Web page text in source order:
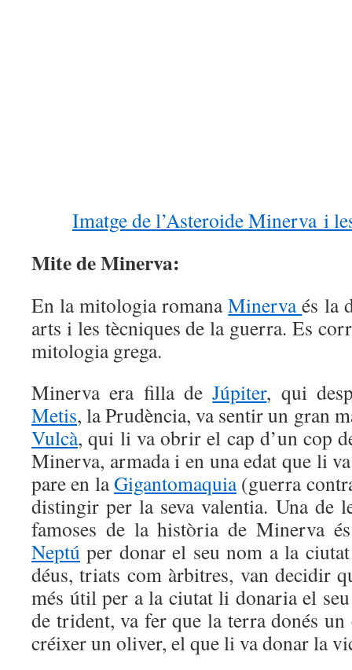
Imatge de l’Asteroide Minerva i
Mite de Minerva:
En la mitologia romanaMinervaés la
arts i les tècniques de la guerra. Es
mitologia grega.
Minerva era filla deJúpiter, qui
Metis, la Prudència, va sentir un gran
Vulcà, qui li va obrir el cap d’un cop
Minerva, armada i en una edat que li
pare en laGigantomaquia(guerra
distingir per la seva valentia. Una de
famoses de la història de Minerva
Neptú per donar el seu nom a la
déus, triats com àrbitres, van decidir
més útil per a la ciutat li donaria el
de trident, va fer que la terra donés
créixer un oliver, el que li va donar la